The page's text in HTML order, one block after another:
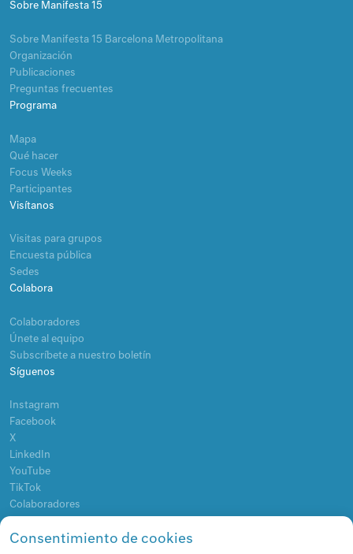
Sobre Manifesta 15
Sobre Manifesta 15 Barcelona Metropolitana
Organización
Publicaciones
Preguntas frecuentes
Programa
Mapa
Qué hacer
Focus Weeks
Participantes
Visítanos
Visitas para grupos
Encuesta pública
Sedes
Colabora
Colaboradores
Únete al equipo
Subscríbete a nuestro boletín
Síguenos
Instagram
Facebook
X
LinkedIn
YouTube
TikTok
Colaboradores
Consentimiento de cookies